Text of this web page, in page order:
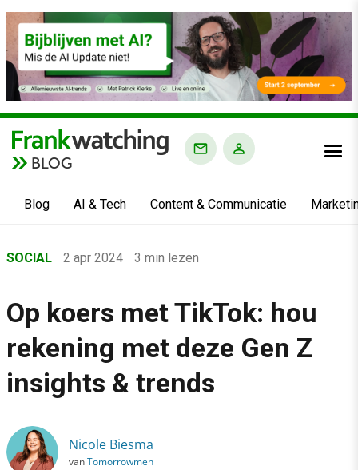
BLOG
Blog AI & Tech Content & Communicatie
›
›
Social
›
Op koers met TikTok: hou rekening met deze Gen Z insights &
SOCIAL 2 apr 2024 3 min lezen
Op koers met TikTok: hou
rekening met deze Gen Z
insights & trends
Nicole Biesma
vanTomorrowmen